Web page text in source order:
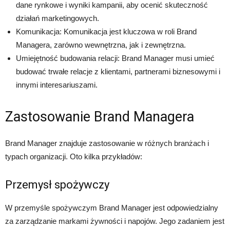
dane rynkowe i wyniki kampanii, aby ocenić skuteczność
działań marketingowych.
Komunikacja: Komunikacja jest kluczowa w roli Brand
Managera, zarówno wewnętrzna, jak i zewnętrzna.
Umiejętność budowania relacji: Brand Manager musi umieć
budować trwałe relacje z klientami, partnerami biznesowymi i
innymi interesariuszami.
Zastosowanie Brand Managera
Brand Manager znajduje zastosowanie w różnych branżach i
typach organizacji. Oto kilka przykładów:
Przemysł spożywczy
W przemyśle spożywczym Brand Manager jest odpowiedzialny
za zarządzanie markami żywności i napojów. Jego zadaniem jest